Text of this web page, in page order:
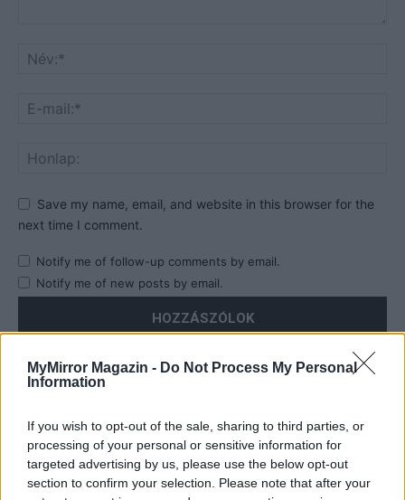
MyMirror Magazin - Do Not Process My Personal
Information
If you wish to opt-out of the sale, sharing to third parties, or
processing of your personal or sensitive information for
targeted advertising by us, please use the below opt-out
section to confirm your selection. Please note that after your
Save my name, email, and website in this browser for the
next time I comment.
Notify me of follow-up comments by email.
Notify me of new posts by email.
46,301 Rajongók